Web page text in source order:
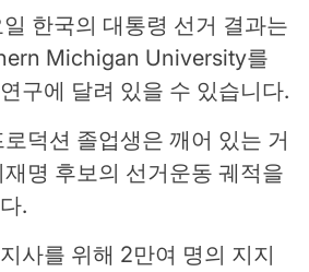
한국의 대통령 선거 결과는
Michigan University를
구에 달려 있을 수 있습니다.
덕션 졸업생은 깨어 있는 거
명 후보의 선거운동 궤적을
.
사를 위해 2만여 명의 지지